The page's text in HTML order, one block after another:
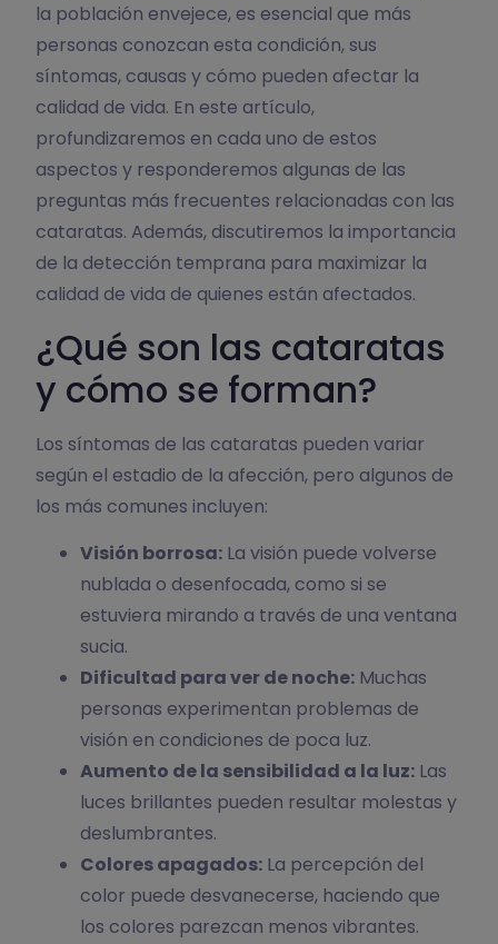
la población envejece, es esencial que más
personas conozcan esta condición, sus
síntomas, causas y cómo pueden afectar la
calidad de vida. En este artículo,
profundizaremos en cada uno de estos
aspectos y responderemos algunas de las
preguntas más frecuentes relacionadas con las
cataratas. Además, discutiremos la importancia
de la detección temprana para maximizar la
calidad de vida de quienes están afectados.
¿Qué son las cataratas
y cómo se forman?
Los síntomas de las cataratas pueden variar
según el estadio de la afección, pero algunos de
los más comunes incluyen:
Visión borrosa: La visión puede volverse
nublada o desenfocada, como si se
estuviera mirando a través de una ventana
sucia.
Dificultad para ver de noche: Muchas
personas experimentan problemas de
visión en condiciones de poca luz.
Aumento de la sensibilidad a la luz: Las
luces brillantes pueden resultar molestas y
deslumbrantes.
Colores apagados: La percepción del
color puede desvanecerse, haciendo que
los colores parezcan menos vibrantes.